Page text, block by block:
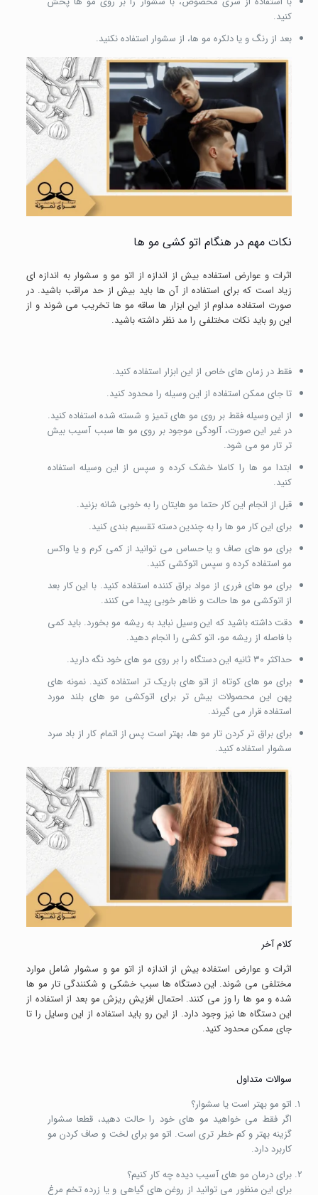
کنید.
بعد از رنگ و یا دلکره مو ها، از سشوار استفاده نکنید.
نکات مهم در هنگام اتو کشی مو ها
اثرات و عوارض استفاده بیش از اندازه از اتو مو و سشوار به اندازه ای
زیاد است که برای استفاده از آن ها باید بیش از حد مراقب باشید. در
صورت استفاده مداوم از این ابزار ها ساقه مو ها تخریب می شوند و از
این رو باید نکات مختلفی را مد نظر داشته باشید.
فقط در زمان های خاص از این ابزار استفاده کنید.
تا جای ممکن استفاده از این وسیله را محدود کنید.
از این وسیله فقط بر روی مو های تمیز و شسته شده استفاده کنید.
در غیر این صورت، آلودگی موجود بر روی مو ها سبب آسیب بیش
تر تار مو می شود.
ابتدا مو ها را کاملا خشک کرده و سپس از این وسیله استفاده
کنید.
قبل از انجام این کار حتما مو هایتان را به خوبی شانه بزنید.
برای این کار مو ها را به چندین دسته تقسیم بندی کنید.
برای مو های صاف و یا حساس می توانید از کمی کرم و یا واکس
مو استفاده کرده و سپس اتوکشی کنید.
برای مو های فرری از مواد براق کننده استفاده کنید. با این کار بعد
از اتوکشی مو ها حالت و ظاهر خوبی پیدا می کنند.
دقت داشته باشید که این وسیل نباید به ریشه مو بخورد. باید کمی
با فاصله از ریشه مو، اتو کشی را انجام دهید.
حداکثر ۳۰ ثانیه این دستگاه را بر روی مو های خود نگه دارید.
برای مو های کوتاه از اتو های باریک تر استفاده کنید. نمونه های
پهن این محصولات بیش تر برای اتوکشی مو های بلند مورد
استفاده قرار می گیرند.
برای براق تر کردن تار مو ها، بهتر است پس از اتمام کار از باد سرد
سشوار استفاده کنید.
کلام آخر
اثرات و عوارض استفاده بیش از اندازه از اتو مو و سشوار شامل موارد
مختلفی می شوند. این دستگاه ها سبب خشکی و شکنندگی تار مو ها
شده و مو ها را وز می کنند. احتمال افزیش ریزش مو بعد از استفاده از
این دستگاه ها نیز وجود دارد. از این رو باید استفاده از این وسایل را تا
جای ممکن محدود کنید.
سوالات متداول
اتو مو بهتر است یا سشوار؟
اگر فقط می خواهید مو های خود را حالت دهید، قطعا سشوار
گزینه بهتر و کم خطر تری است. اتو مو برای لخت و صاف کردن مو
کاربرد دارد.
برای درمان مو های آسیب دیده چه کار کنیم؟
برای این منظور می توانید از روغن های گیاهی و یا زرده تخم مرغ